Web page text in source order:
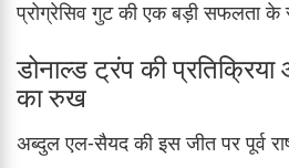
प्रोग्रेसिव गुट की एक बड़ी सफलता के
डोनाल्ड ट्रंप की प्रतिक्रिया
का रुख
अब्दुल एल-सैयद की इस जीत पर पूर्व